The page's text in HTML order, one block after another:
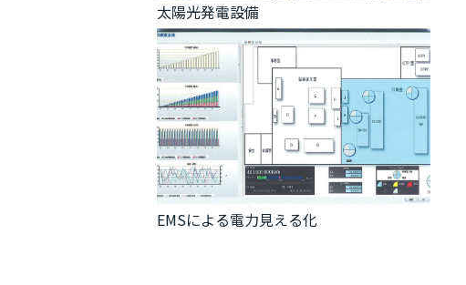
太陽光発電設備
EMSによる電力見える化